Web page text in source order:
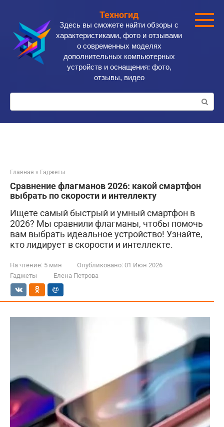
контенту
Техногид
Здесь вы сможете найти обзоры с
характеристиками, фото и отзывами
о современных моделях
дополнительных компьютерных
устройств и оснащения: фото,
отзывы, видео
Поиск:
Главная » Гаджеты
Сравнение флагманов 2026: какой смартфон
выбрать по скорости и интеллекту
Ищете самый быстрый и умный смартфон в
2026? Мы сравнили флагманы, чтобы помочь
вам выбрать идеальное устройство! Узнайте,
кто лидирует в скорости и интеллекте.
На чтение: 5 мин Опубликовано: 01 Июн 2026
Гаджеты
Елена Петрова